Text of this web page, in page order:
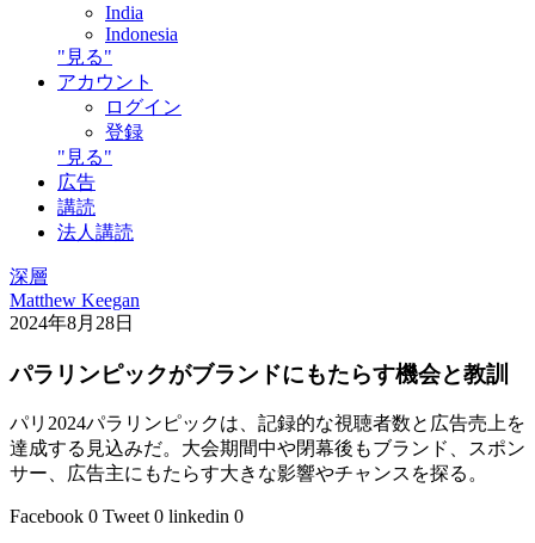
India
Indonesia
"見る"
アカウント
ログイン
登録
"見る"
広告
講読
法人講読
深層
Matthew Keegan
2024年8月28日
パラリンピックがブランドにもたらす機会と教訓
パリ2024パラリンピックは、記録的な視聴者数と広告売上を
達成する見込みだ。大会期間中や閉幕後もブランド、スポン
サー、広告主にもたらす大きな影響やチャンスを探る。
Facebook 0 Tweet 0 linkedin 0